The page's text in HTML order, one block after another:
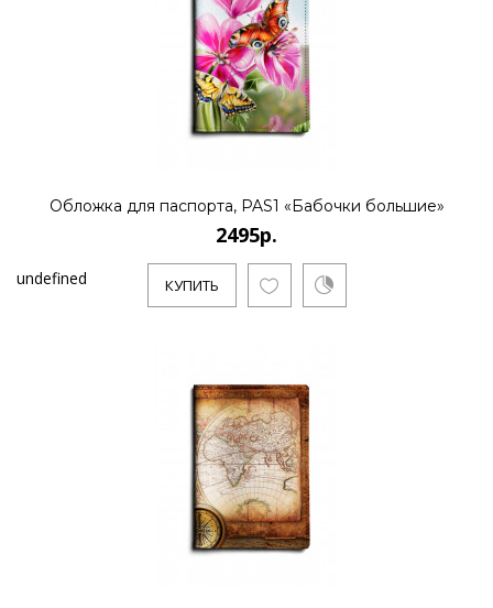
Обложка для паспорта, PAS1 «Бабочки большие»
2495р.
КУПИТЬ
undefined